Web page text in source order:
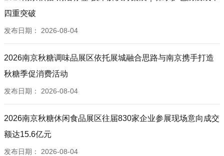
四重突破
发布日期： 2026-08-04
2026南京秋糖调味品展区依托展城融合思路与南京携手打造
秋糖季促消费活动
发布日期： 2026-08-04
2026南京秋糖休闲食品展区往届830家企业参展现场意向成交
额达15.6亿元
发布日期： 2026-08-04